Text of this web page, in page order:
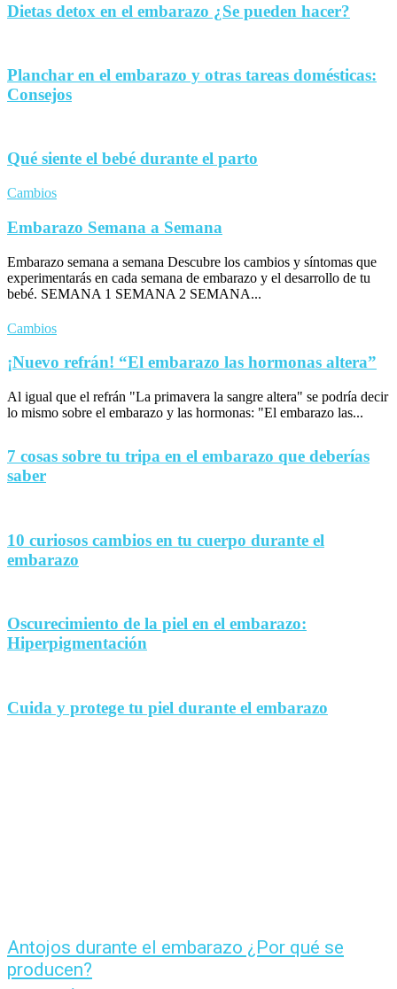
Dietas detox en el embarazo ¿Se pueden hacer?
Planchar en el embarazo y otras tareas domésticas:
Consejos
Qué siente el bebé durante el parto
Cambios
Embarazo Semana a Semana
Embarazo semana a semana Descubre los cambios y síntomas que
experimentarás en cada semana de embarazo y el desarrollo de tu
bebé. SEMANA 1 SEMANA 2 SEMANA...
Cambios
¡Nuevo refrán! “El embarazo las hormonas altera”
Al igual que el refrán "La primavera la sangre altera" se podría decir
lo mismo sobre el embarazo y las hormonas: "El embarazo las...
7 cosas sobre tu tripa en el embarazo que deberías
saber
10 curiosos cambios en tu cuerpo durante el
embarazo
Oscurecimiento de la piel en el embarazo:
Hiperpigmentación
Cuida y protege tu piel durante el embarazo
Antojos durante el embarazo ¿Por qué se
producen?